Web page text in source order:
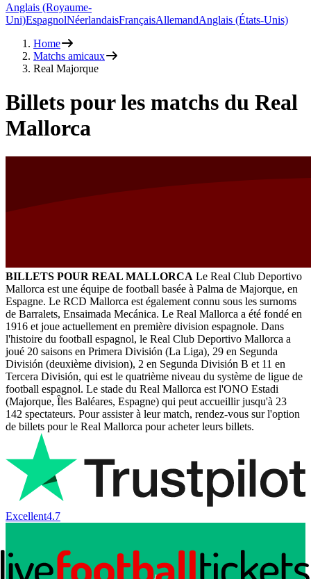
Anglais (Royaume-
Uni)EspagnolNéerlandaisFrançaisAllemandAnglais (États-Unis)
Home
Matchs amicaux
Real Majorque
Billets pour les matchs du Real
Mallorca
BILLETS POUR REAL MALLORCA Le Real Club Deportivo
Mallorca est une équipe de football basée à Palma de Majorque, en
Espagne. Le RCD Mallorca est également connu sous les surnoms
de Barralets, Ensaimada Mecánica. Le Real Mallorca a été fondé en
1916 et joue actuellement en première division espagnole. Dans
l'histoire du football espagnol, le Real Club Deportivo Mallorca a
joué 20 saisons en Primera División (La Liga), 29 en Segunda
División (deuxième division), 2 en Segunda División B et 11 en
Tercera División, qui est le quatrième niveau du système de ligue de
football espagnol. Le stade du Real Mallorca est l'ONO Estadi
(Majorque, Îles Baléares, Espagne) qui peut accueillir jusqu'à 23
142 spectateurs. Pour assister à leur match, rendez-vous sur l'option
de billets pour le Real Mallorca pour acheter leurs billets.
Excellent4.7